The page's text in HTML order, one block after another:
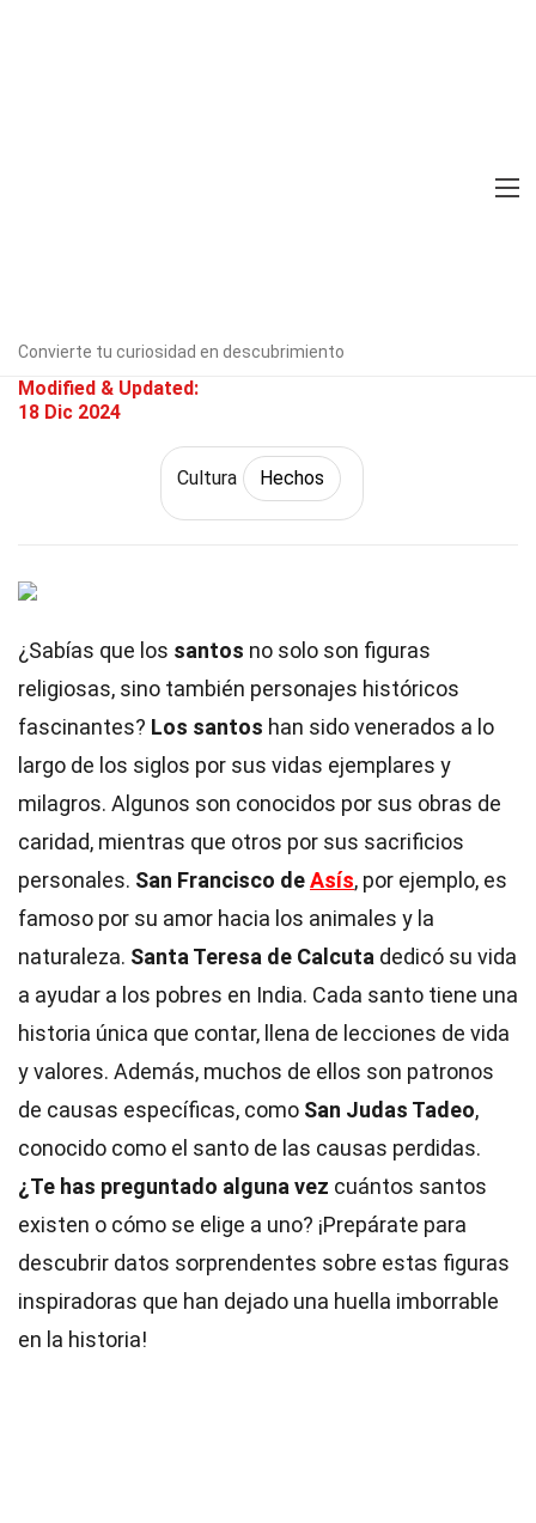
Convierte tu curiosidad en descubrimiento
Bagwell
Modified & Updated:
18 Dic 2024
Cultura Hechos
¿Sabías que los santos no solo son figuras
religiosas, sino también personajes históricos
fascinantes? Los santos han sido venerados a lo
largo de los siglos por sus vidas ejemplares y
milagros. Algunos son conocidos por sus obras de
caridad, mientras que otros por sus sacrificios
personales. San Francisco deAsís, por ejemplo, es
famoso por su amor hacia los animales y la
naturaleza. Santa Teresa de Calcuta dedicó su vida
a ayudar a los pobres en India. Cada santo tiene una
historia única que contar, llena de lecciones de vida
y valores. Además, muchos de ellos son patronos
de causas específicas, como San Judas Tadeo,
conocido como el santo de las causas perdidas.
¿Te has preguntado alguna vez cuántos santos
existen o cómo se elige a uno? ¡Prepárate para
descubrir datos sorprendentes sobre estas figuras
inspiradoras que han dejado una huella imborrable
en la historia!